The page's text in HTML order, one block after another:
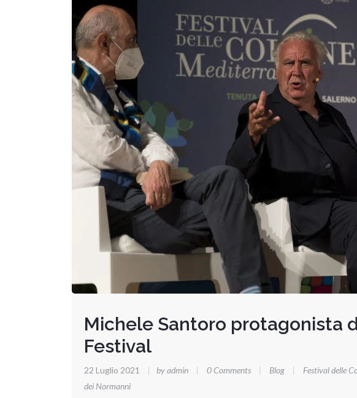
Michele Santoro protagonista
Festival
22 Luglio 2021 | by admin | 0 Comments | Blog | Festival delle
dei Normanni